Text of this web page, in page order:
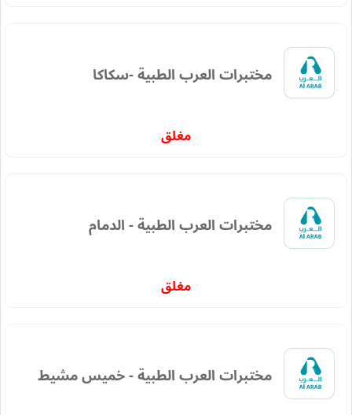
مختبرات العرب الطبية -سكاكا
مغلق
مختبرات العرب الطبية - الدمام
مغلق
مختبرات العرب الطبية - خميس مشيط